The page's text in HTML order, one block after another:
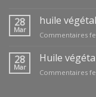
28
Mar
huile
Commentaires
28
Mar
Huile
Commentaires